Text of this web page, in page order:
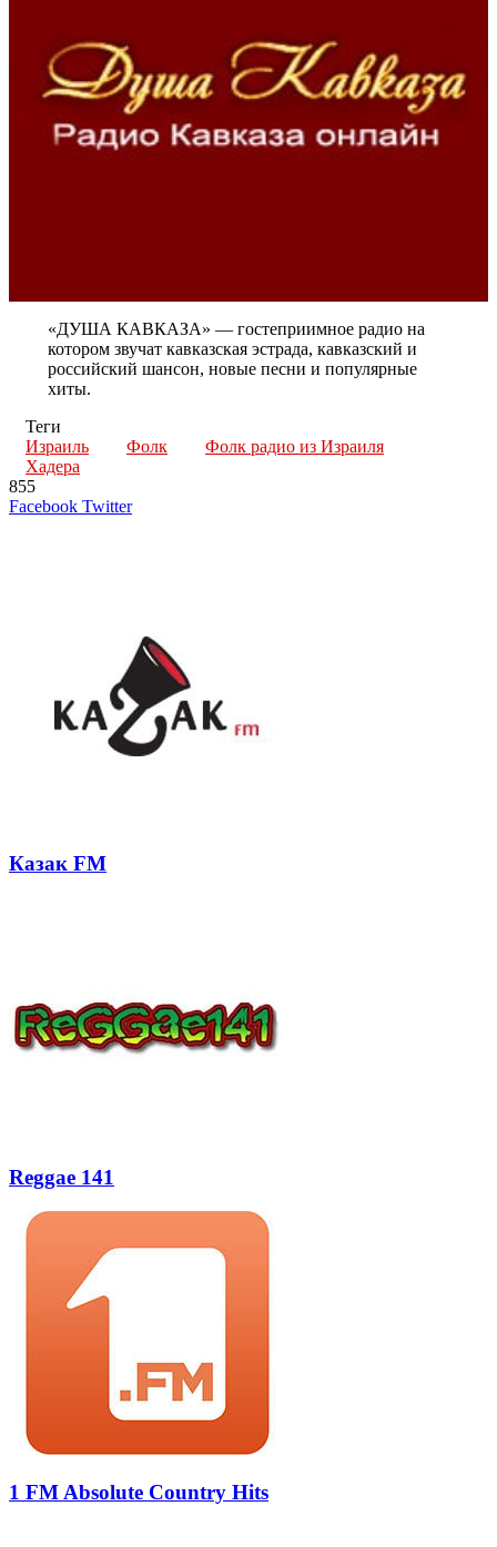
«ДУША КАВКАЗА» — гостеприимное радио на
котором звучат кавказская эстрада, кавказский и
российский шансон, новые песни и популярные
хиты.
Теги
Израиль
Фолк
Фолк радио из Израиля
Хадера
855
Facebook TwitterLinkedIn
Tumblr
Reddit
Вконтакте
Одноклассники
Skype
Messenger
Messenger
WhatsApp
Telegram
Viber
Line
Поделиться
Печатать
Казак FM
Reggae 141
1 FM Absolute Country Hits